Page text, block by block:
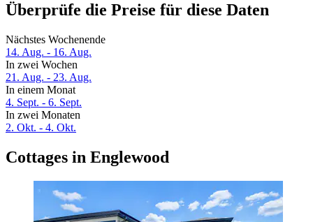
Überprüfe die Preise für diese Daten
Nächstes Wochenende
14. Aug. - 16. Aug.
In zwei Wochen
21. Aug. - 23. Aug.
In einem Monat
4. Sept. - 6. Sept.
In zwei Monaten
2. Okt. - 4. Okt.
Cottages in Englewood